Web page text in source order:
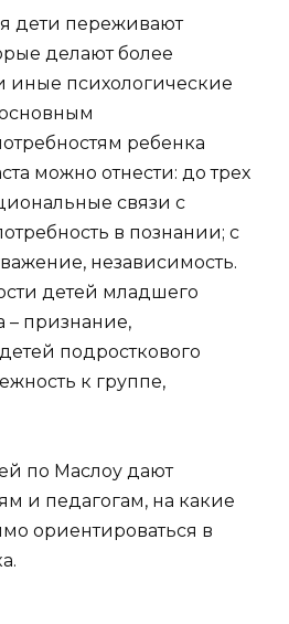
дети переживают
делают более
иные психологические
основным
ребенка
можно отнести: до трех
связи с
в познании; с
независимость.
детей младшего
– признание,
подросткового
к группе,
по Маслоу дают
и педагогам, на какие
ориентироваться в